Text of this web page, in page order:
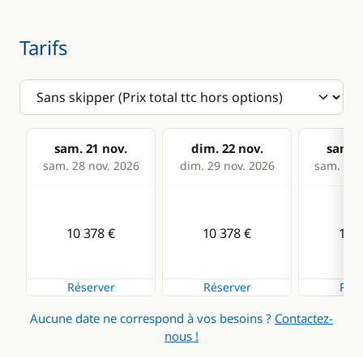
Tarifs
sam. 21 nov.
sam. 28 nov. 2026
dim. 22 nov.
dim. 29 nov. 2026
sam.
sam. 05
10 378 €
Réserver
10 378 €
Réserver
10
Aucune date ne correspond à vos besoins ? Contactez-
nous !